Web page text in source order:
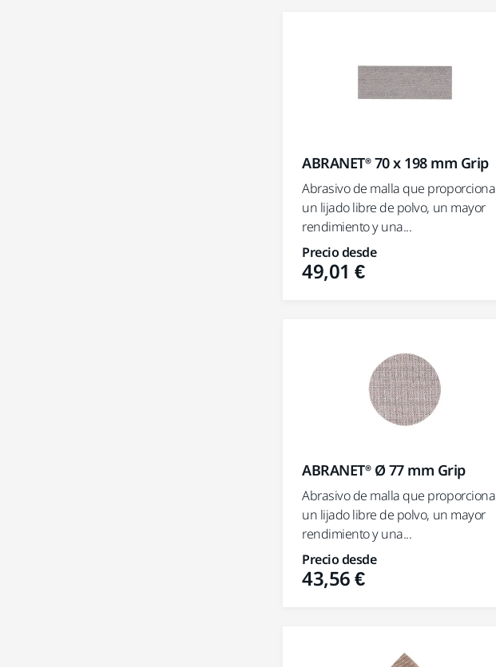
ABRANET® 70 x 198 mm Grip
Abrasivo de malla que proporciona
un lijado libre de polvo, un mayor
rendimiento y una...
Precio desde
49,01 €
ABRANET® Ø 77 mm Grip
Abrasivo de malla que proporciona
un lijado libre de polvo, un mayor
rendimiento y una...
Precio desde
43,56 €